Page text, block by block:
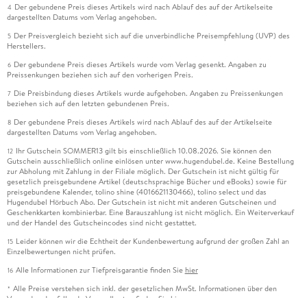
4 Der gebundene Preis dieses Artikels wird nach Ablauf des auf der Artikelseite
dargestellten Datums vom Verlag angehoben.
5 Der Preisvergleich bezieht sich auf die unverbindliche Preisempfehlung (UVP) des
Herstellers.
6 Der gebundene Preis dieses Artikels wurde vom Verlag gesenkt. Angaben zu
Preissenkungen beziehen sich auf den vorherigen Preis.
7 Die Preisbindung dieses Artikels wurde aufgehoben. Angaben zu Preissenkungen
beziehen sich auf den letzten gebundenen Preis.
8 Der gebundene Preis dieses Artikels wird nach Ablauf des auf der Artikelseite
dargestellten Datums vom Verlag angehoben.
12 Ihr Gutschein SOMMER13 gilt bis einschließlich 10.08.2026. Sie können den
Gutschein ausschließlich online einlösen unter www.hugendubel.de. Keine Bestellung
zur Abholung mit Zahlung in der Filiale möglich. Der Gutschein ist nicht gültig für
gesetzlich preisgebundene Artikel (deutschsprachige Bücher und eBooks) sowie für
preisgebundene Kalender, tolino shine (4016621130466), tolino select und das
Hugendubel Hörbuch Abo. Der Gutschein ist nicht mit anderen Gutscheinen und
Geschenkkarten kombinierbar. Eine Barauszahlung ist nicht möglich. Ein Weiterverkauf
und der Handel des Gutscheincodes sind nicht gestattet.
15 Leider können wir die Echtheit der Kundenbewertung aufgrund der großen Zahl an
Einzelbewertungen nicht prüfen.
16 Alle Informationen zur Tiefpreisgarantie finden Sie hier
* Alle Preise verstehen sich inkl. der gesetzlichen MwSt. Informationen über den